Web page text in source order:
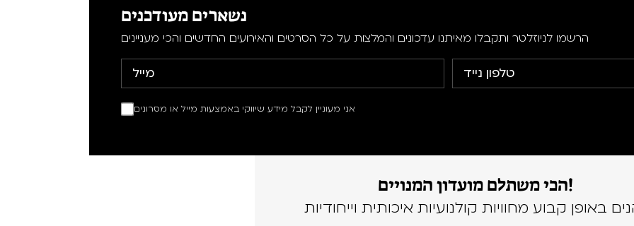
נשארים מעודכנים
הרשמו לניוזלטר ותקבלו מאיתנו עדכונים והמלצות על כל הסרטים והאירועים החדשים והכי מעניינים
אני מעוניין לקבל מידע שיווקי באמצעות מייל או מסרונים
הכי משתלם מועדון המנויים!
באופן קבוע מחוויות קולנועיות איכותית וייחודיות